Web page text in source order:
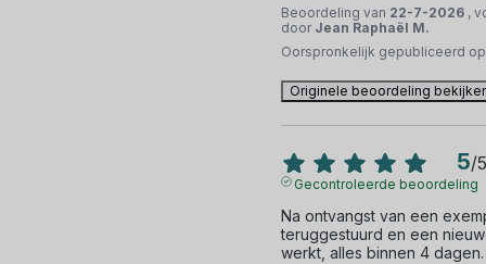
Beoordeling van 22-7-2026 ,
door Jean Raphaël M.
Oorspronkelijk gepubliceerd
Originele beoordeling
5/5
Gecontroleerde beoordeling
Na ontvangst van een
teruggestuurd en een
werkt, alles binnen 4 dagen.